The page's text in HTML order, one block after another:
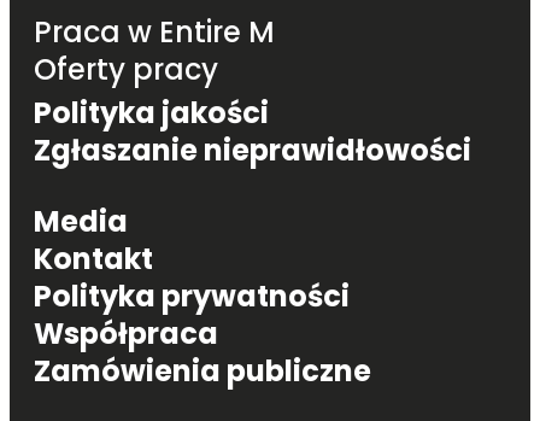
Praca w Entire M
Oferty pracy
Polityka jakości
Zgłaszanie nieprawidłowości
Footer navigation
Media
Kontakt
Polityka prywatności
Współpraca
Zamówienia publiczne